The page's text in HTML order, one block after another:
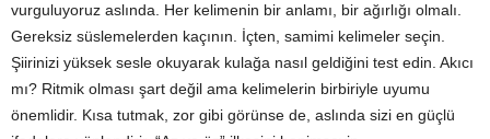
vurguluyoruz aslında. Her kelimenin bir anlamı, bir ağırlığı olmalı.
Gereksiz süslemelerden kaçının. İçten, samimi kelimeler seçin.
Şiirinizi yüksek sesle okuyarak kulağa nasıl geldiğini test edin. Akıcı
mı? Ritmik olması şart değil ama kelimelerin birbiriyle uyumu
önemlidir. Kısa tutmak, zor gibi görünse de, aslında sizi en güçlü